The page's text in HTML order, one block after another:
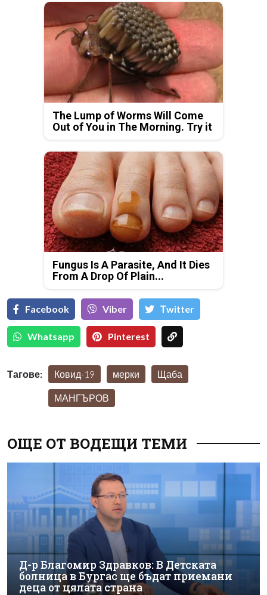
The Lump of Worms Will Come
Out of You in The Morning. Try it
Fungus Is A Parasite, And It Dies
From A Drop Of Plain...
Facebook Viber Тwitter
Whatsapp Pinterest
Тагове: Ковид-19 мерки Щаба
МАНГЪРОВ
ОЩЕ ОТ ВОДЕЩИ ТЕМИ
Д-р Благомир Здравков: В Детската
болница в Бургас ще бъдат приемани
деца от цялата страна